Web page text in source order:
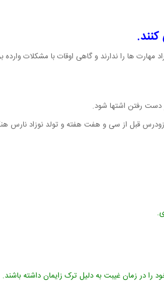
مهارت ها را ندارند و گاهی اوقات با مشکلات
دست رفتن اشتها شود.
قبل از سی و هفت هفته و تولد نوزاد نارس
در زمان غیبت به دلیل ترک زایمان داشته باشند.